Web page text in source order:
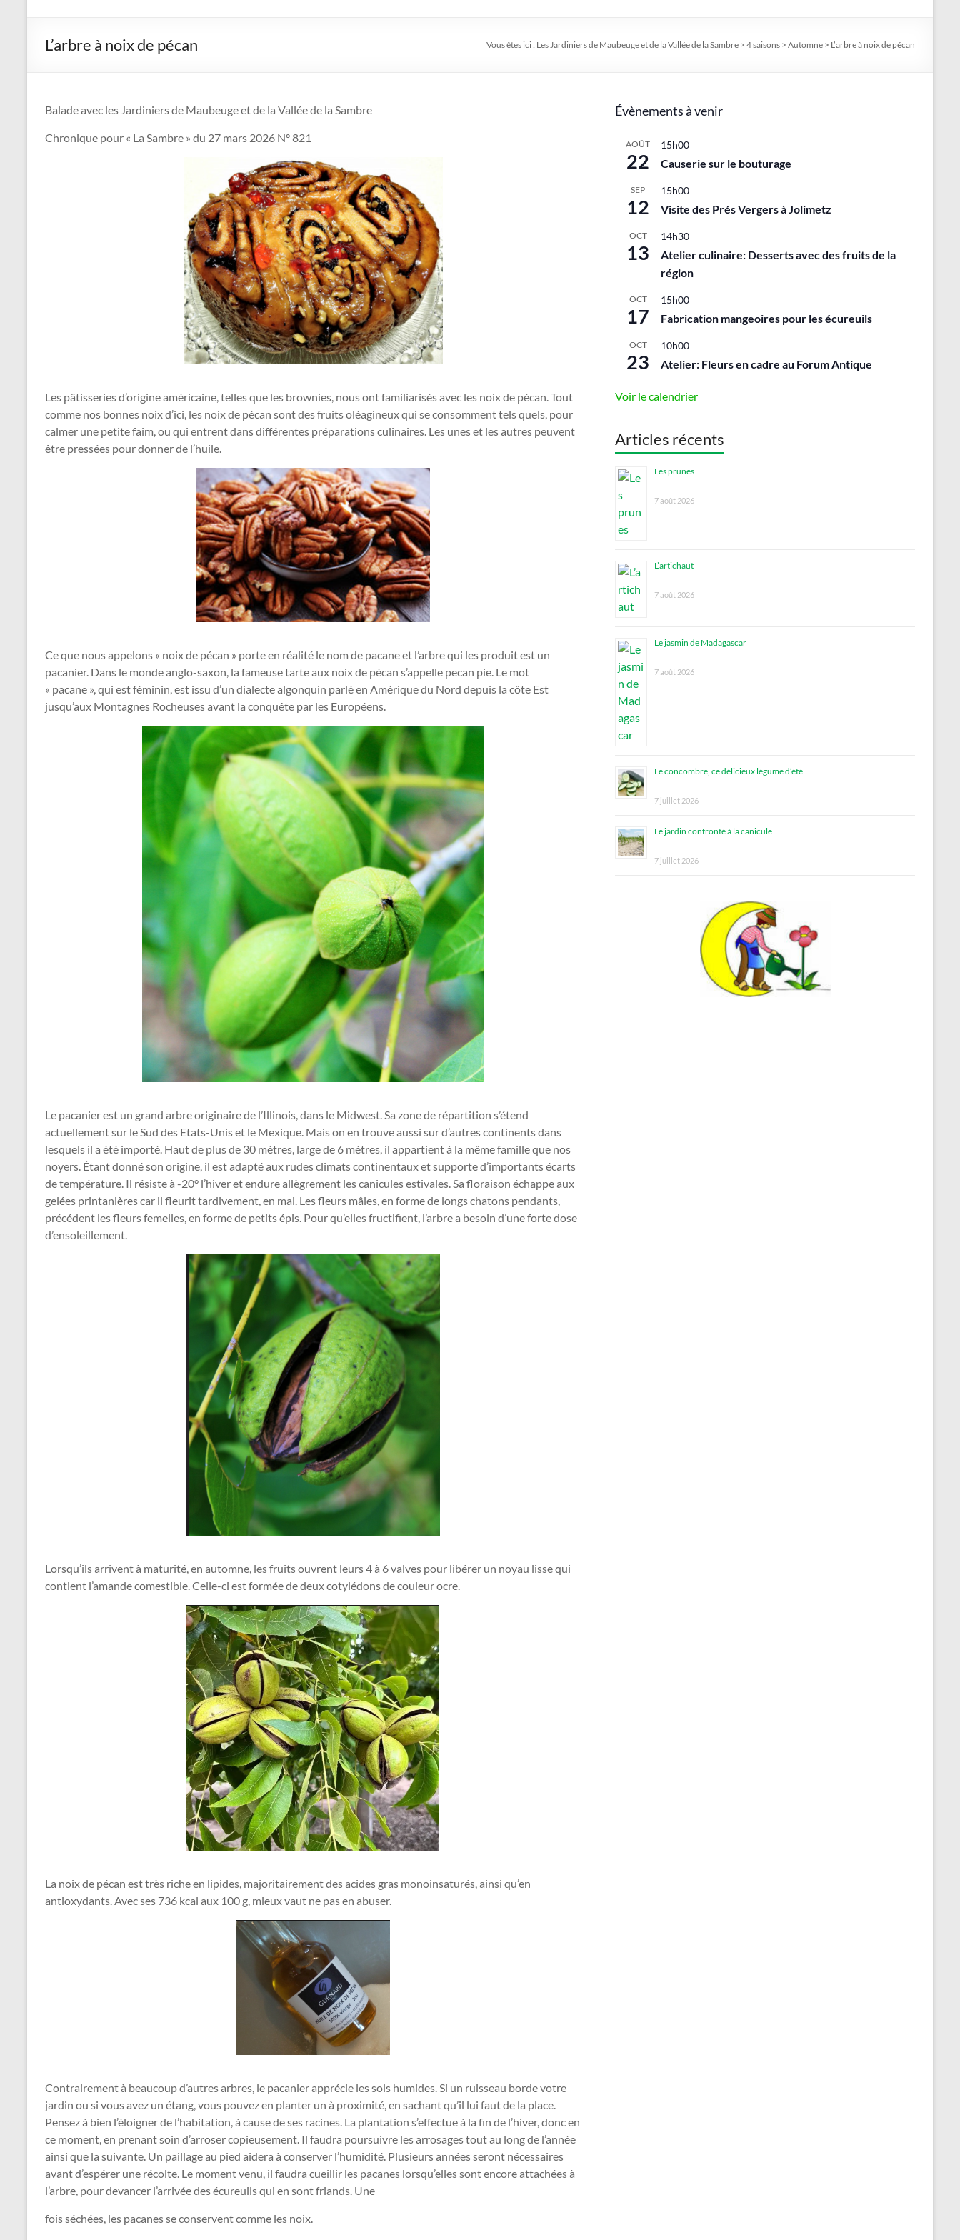
de
et
de
la
!
L’arbre à noix de pécan Vous êtes ici : Les Jardiniers de Maubeuge et de la Vallée de la Sambre > 4 saisons > Automne > L’arbre à noix de pécan
Balade avec les Jardiniers de Maubeuge et de la Vallée de la Sambre
Chronique pour « La Sambre » du 27 mars 2026 N° 821
Les pâtisseries d’origine américaine, telles que les brownies, nous ont familiarisés avec les noix de pécan. Tout
comme nos bonnes noix d’ici, les noix de pécan sont des fruits oléagineux qui se consomment tels quels, pour
calmer une petite faim, ou qui entrent dans différentes préparations culinaires. Les unes et les autres peuvent
être pressées pour donner de l’huile.
Ce que nous appelons « noix de pécan » porte en réalité le nom de pacane et l’arbre qui les produit est un
pacanier. Dans le monde anglo-saxon, la fameuse tarte aux noix de pécan s’appelle pecan pie. Le mot
« pacane », qui est féminin, est issu d’un dialecte algonquin parlé en Amérique du Nord depuis la côte Est
jusqu’aux Montagnes Rocheuses avant la conquête par les Européens.
Le pacanier est un grand arbre originaire de l’Illinois, dans le Midwest. Sa zone de répartition s’étend
actuellement sur le Sud des Etats-Unis et le Mexique. Mais on en trouve aussi sur d’autres continents dans
lesquels il a été importé. Haut de plus de 30 mètres, large de 6 mètres, il appartient à la même famille que nos
noyers. Étant donné son origine, il est adapté aux rudes climats continentaux et supporte d’importants écarts
de température. Il résiste à -20° l’hiver et endure allègrement les canicules estivales. Sa floraison échappe aux
gelées printanières car il fleurit tardivement, en mai. Les fleurs mâles, en forme de longs chatons pendants,
précédent les fleurs femelles, en forme de petits épis. Pour qu’elles fructifient, l’arbre a besoin d’une forte dose
d’ensoleillement.
Lorsqu’ils arrivent à maturité, en automne, les fruits ouvrent leurs 4 à 6 valves pour libérer un noyau lisse qui
contient l’amande comestible. Celle-ci est formée de deux cotylédons de couleur ocre.
La noix de pécan est très riche en lipides, majoritairement des acides gras monoinsaturés, ainsi qu’en
antioxydants. Avec ses 736 kcal aux 100 g, mieux vaut ne pas en abuser.
Contrairement à beaucoup d’autres arbres, le pacanier apprécie les sols humides. Si un ruisseau borde votre
jardin ou si vous avez un étang, vous pouvez en planter un à proximité, en sachant qu’il lui faut de la place.
Pensez à bien l’éloigner de l’habitation, à cause de ses racines. La plantation s’effectue à la fin de l’hiver, donc en
ce moment, en prenant soin d’arroser copieusement. Il faudra poursuivre les arrosages tout au long de l’année
ainsi que la suivante. Un paillage au pied aidera à conserver l’humidité. Plusieurs années seront nécessaires
avant d’espérer une récolte. Le moment venu, il faudra cueillir les pacanes lorsqu’elles sont encore attachées à
l’arbre, pour devancer l’arrivée des écureuils qui en sont friands. Une
fois séchées, les pacanes se conservent comme les noix.
Évènements à venir
AOÛT
22
15h00
Causerie sur le bouturage
SEP
12
15h00
Visite des Prés Vergers à Jolimetz
OCT
13
14h30
Atelier culinaire: Desserts avec des fruits de la
région
OCT
17
15h00
Fabrication mangeoires pour les écureuils
OCT
23
10h00
Atelier: Fleurs en cadre au Forum Antique
Voir le calendrier
Articles récents
Les prunes
7 août 2026
L’artichaut
7 août 2026
Le jasmin de Madagascar
7 août 2026
Le concombre, ce délicieux légume d’été
7 juillet 2026
Le jardin confronté à la canicule
7 juillet 2026